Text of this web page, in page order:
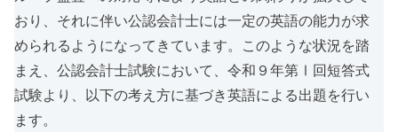
おり、それに伴い公認会計士には一定の英語の能力が求
められるようになってきています。このような状況を踏
まえ、公認会計士試験において、令和９年第Ⅰ回短答式
試験より、以下の考え方に基づき英語による出題を行い
ます。